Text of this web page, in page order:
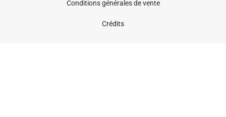
Conditions générales de vente
Crédits